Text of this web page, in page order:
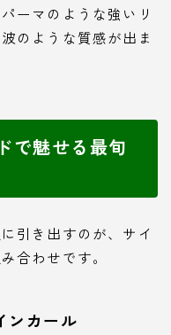
ーマのような強いリ
のような質感が出ま
で魅せる最旬
引き出すのが、サイ
合わせです。
カール